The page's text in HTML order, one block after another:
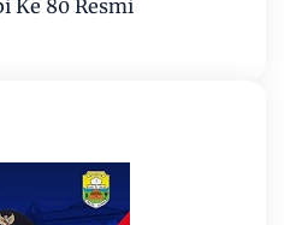
Ke 80 Resmi